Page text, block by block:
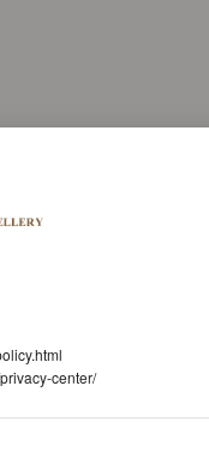
讀。新款白色啞
立體鐘點標記。
設計已申請專利
角標記。
center/